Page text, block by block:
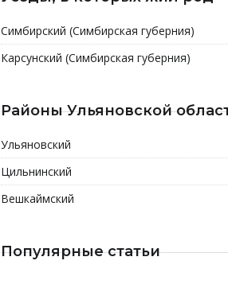
Симбирский (Симбирская губерния)
Карсунский (Симбирская губерния)
Районы Ульяновской
Ульяновский
Цильнинский
Вешкаймский
Популярные статьи